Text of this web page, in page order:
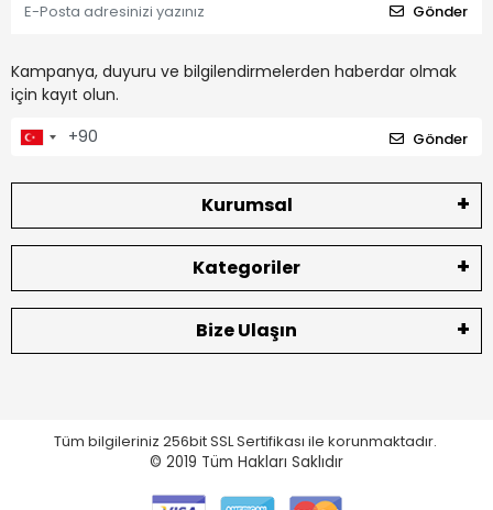
Gönder
Kampanya, duyuru ve bilgilendirmelerden haberdar olmak
için kayıt olun.
Gönder
Kurumsal
Kategoriler
Bize Ulaşın
Tüm bilgileriniz 256bit SSL Sertifikası ile korunmaktadır.
© 2019 Tüm Hakları Saklıdır